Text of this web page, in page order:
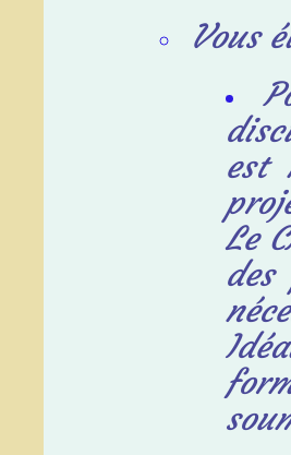
Vous
est
Le
des